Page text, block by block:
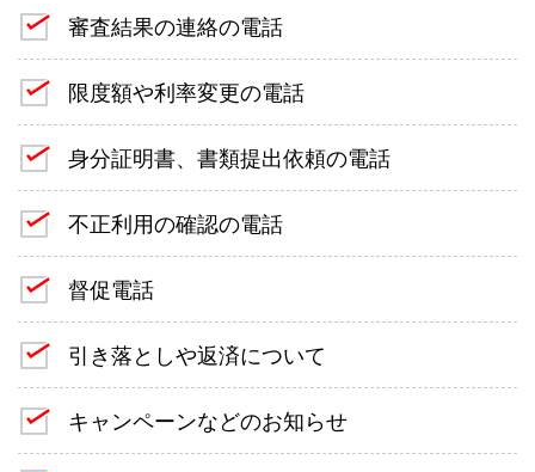
審査結果の連絡の電話
限度額や利率変更の電話
身分証明書、書類提出依頼の電話
不正利用の確認の電話
督促電話
引き落としや返済について
キャンペーンなどのお知らせ